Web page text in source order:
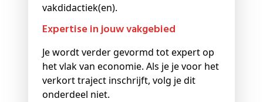
vakdidactiek(en).
Expertise in jouw vakgebied
Je wordt verder gevormd tot expert op
het vlak van economie. Als je je voor het
verkort traject inschrijft, volg je dit
onderdeel niet.